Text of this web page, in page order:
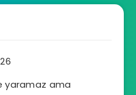
yaramaz ama